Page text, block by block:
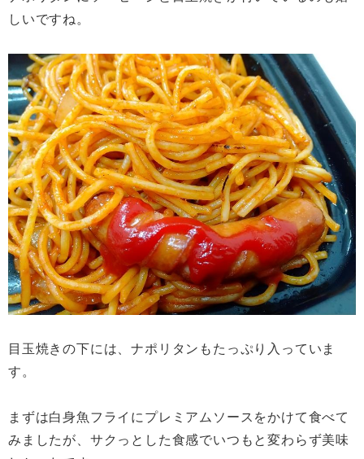
しいですね。
目玉焼きの下には、ナポリタンもたっぷり入っていま
す。
まずは白身魚フライにプレミアムソースをかけて食べて
みましたが、サクっとした食感でいつもと変わらず美味